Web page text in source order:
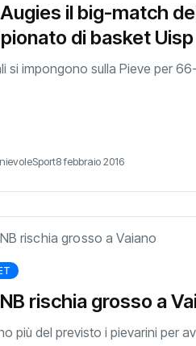
il big-match
di basket Uisp
si impongono sulla Pieve per
8 febbraio 2016
rischia grosso a
più del previsto i pievarini per